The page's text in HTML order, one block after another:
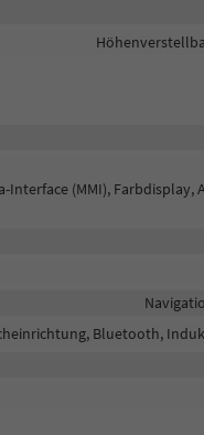
(MMI), Farbdisplay,
Bluetooth,